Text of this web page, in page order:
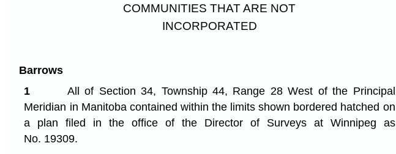
COMMUNITIES THAT ARE NOT
INCORPORATED
Barrows
1
All of Section 34, Township 44, Range 28 West of the Principal
Meridian in Manitoba contained within the limits shown bordered hatched on
a plan filed in the office of the Director of Surveys at Winnipeg as
No. 19309.